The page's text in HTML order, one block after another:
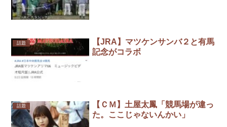
話題
【JRA】マツケンサンバ２と有馬
記念がコラボ
話題
【ＣＭ】土屋太鳳「競馬場が違っ
た。ここじゃないんかい」